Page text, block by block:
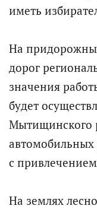
иметь
На
дорог
значения
будет
Мытищинского
с
На землях